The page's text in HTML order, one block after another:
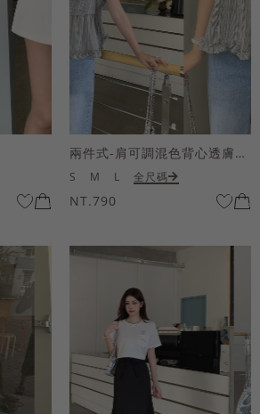
兩件式-肩可調混色背心透膚上衣套組
S M L 全尺碼
NT.790